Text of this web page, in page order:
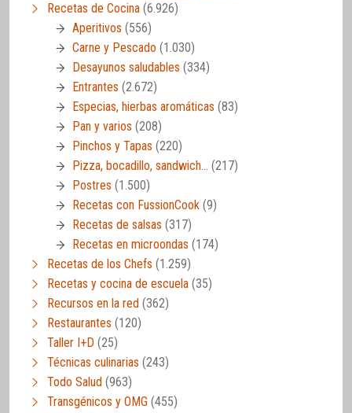
Recetas de Cocina (6.926)
Aperitivos (556)
Carne y Pescado (1.030)
Desayunos saludables (334)
Entrantes (2.672)
Especias, hierbas aromáticas (83)
Pan y varios (208)
Pinchos y Tapas (220)
Pizza, bocadillo, sandwich… (217)
Postres (1.500)
Recetas con FussionCook (9)
Recetas de salsas (317)
Recetas en microondas (174)
Recetas de los Chefs (1.259)
Recetas y cocina de escuela (35)
Recursos en la red (362)
Restaurantes (120)
Taller I+D (25)
Técnicas culinarias (243)
Todo Salud (963)
Transgénicos y OMG (455)